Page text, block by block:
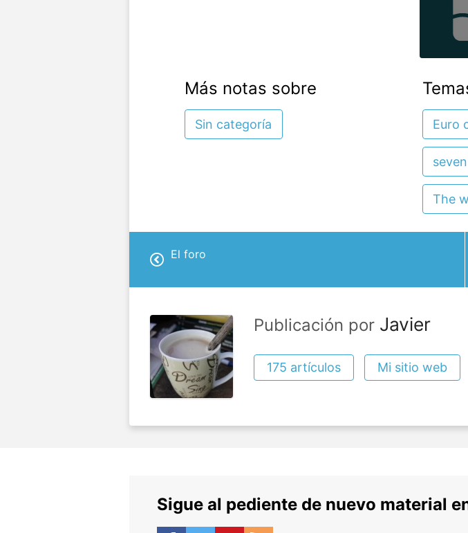
Más notas sobre
Sin categoría Euro
The
El foro
Publicación por Javier
175 artículos Mi sitio web
Sigue al pediente de nuevo material